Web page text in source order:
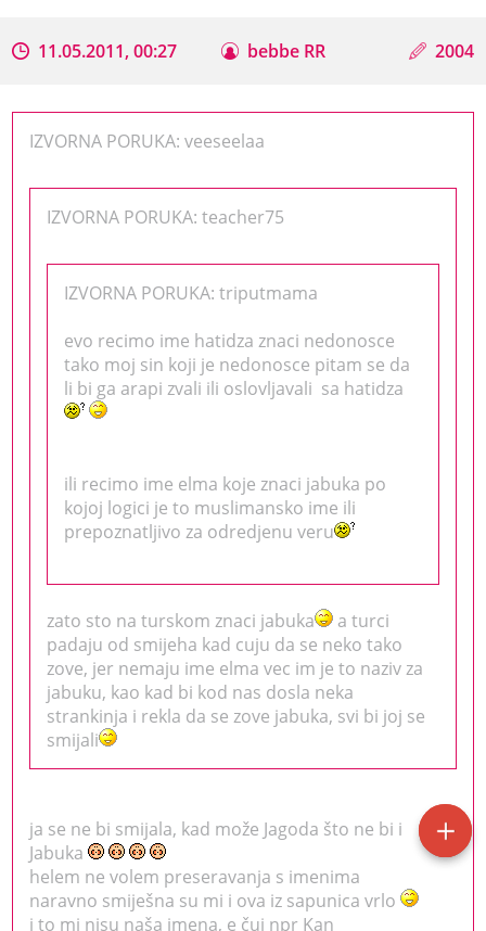
11.05.2011, 00:27 bebbe RR 2004
IZVORNA PORUKA: veeseelaa
IZVORNA PORUKA: teacher75
IZVORNA PORUKA: triputmama
evo recimo ime hatidza znaci nedonosce
tako moj sin koji je nedonosce pitam se da
li bi ga arapi zvali ili oslovljavali sa hatidza
ili recimo ime elma koje znaci jabuka po
kojoj logici je to muslimansko ime ili
prepoznatljivo za odredjenu veru
zato sto na turskom znaci jabuka
a turci
padaju od smijeha kad cuju da se neko tako
zove, jer nemaju ime elma vec im je to naziv za
jabuku, kao kad bi kod nas dosla neka
strankinja i rekla da se zove jabuka, svi bi joj se
smijali
ja se ne bi smijala, kad može Jagoda što ne bi i
Jabuka
helem ne volem preseravanja s imenima
naravno smiješna su mi i ova iz sapunica vrlo
i to mi nisu naša imena, e čuj npr Kan